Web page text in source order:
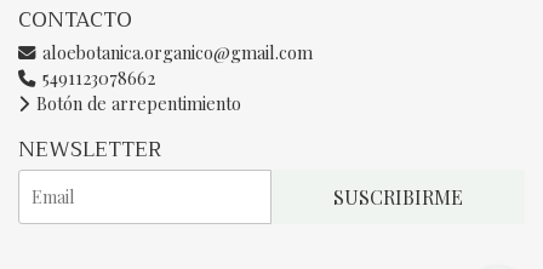
CONTACTO
aloebotanica.organico@gmail.com
5491123078662
Botón de arrepentimiento
NEWSLETTER
SUSCRIBIRME